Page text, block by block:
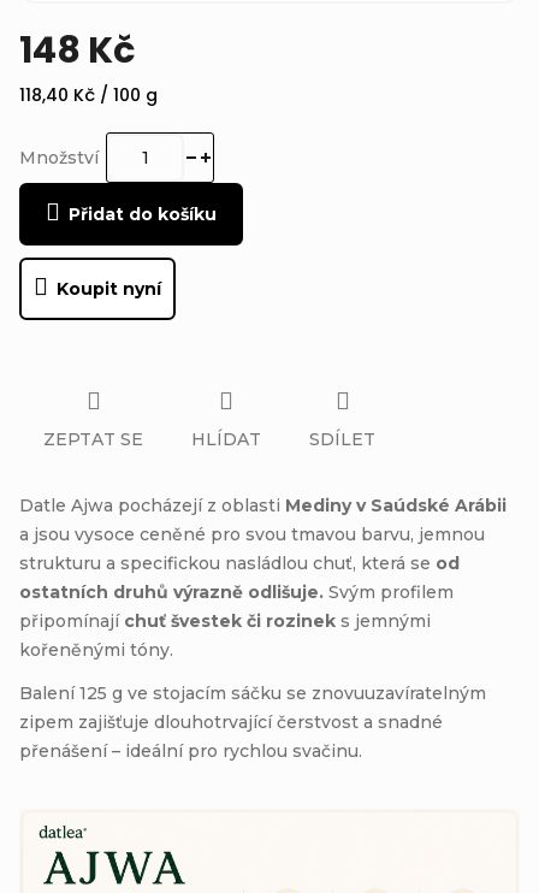
148 Kč
Měrná
118,40 Kč / 100 g
Množství
Přidat do košíku
Koupit nyní
Datle Ajwa pocházejí z oblasti Mediny v Saúdské Arábii
a jsou vysoce ceněné pro svou tmavou barvu, jemnou
strukturu a specifickou nasládlou chuť, která se od
ostatních druhů výrazně odlišuje. Svým profilem
připomínají chuť švestek či rozinek s jemnými
kořeněnými tóny.
Balení 125 g ve stojacím sáčku se znovuuzavíratelným
zipem zajišťuje dlouhotrvající čerstvost a snadné
přenášení – ideální pro rychlou svačinu.
ZEPTAT SE HLÍDAT SDÍLET